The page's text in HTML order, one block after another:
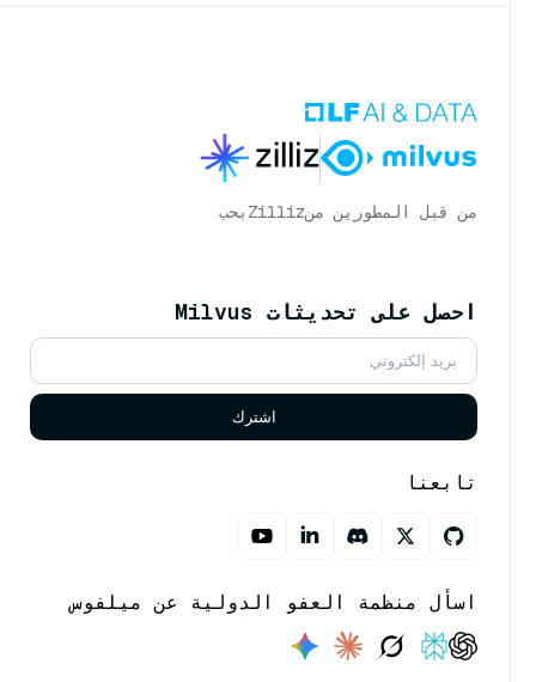
من قبل المطورين منZilliz بحب
احصل على تحديثات Milvus
اشترك
تابعنا
اسأل منظمة العفو الدولية عن ميلفوس